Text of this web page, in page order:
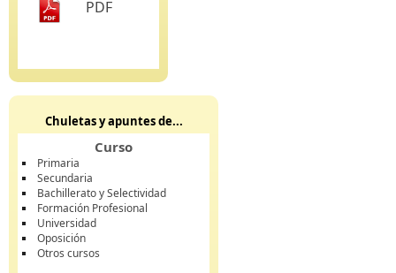
PDF
Chuletas y apuntes de...
Curso
Primaria
Secundaria
Bachillerato y Selectividad
Formación Profesional
Universidad
Oposición
Otros cursos